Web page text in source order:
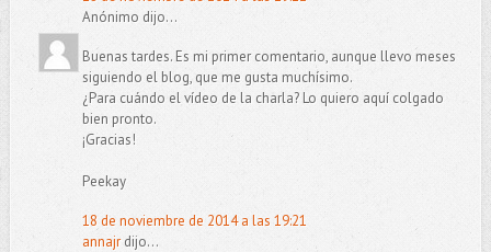
Anónimo dijo...
Buenas tardes. Es mi primer comentario, aunque llevo meses
siguiendo el blog, que me gusta muchísimo.
¿Para cuándo el vídeo de la charla? Lo quiero aquí colgado
bien pronto.
¡Gracias!
Peekay
18 de noviembre de 2014 a las 19:21
annajrdijo...